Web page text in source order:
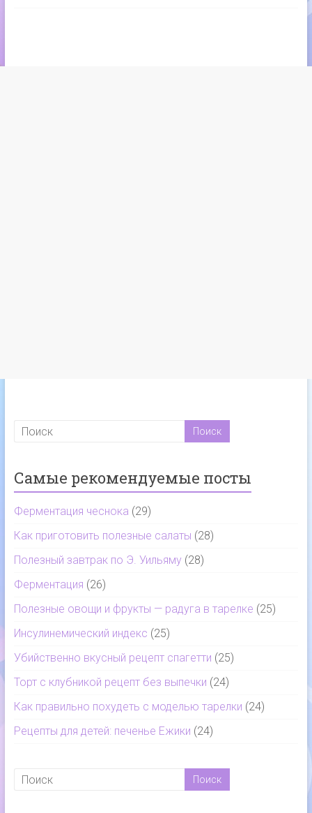
Самые рекомендуемые посты
Ферментация чеснока (29)
Как приготовить полезные салаты (28)
Полезный завтрак по Э. Уильяму (28)
Ферментация (26)
Полезные овощи и фрукты — радуга в тарелке (25)
Инсулинемический индекс (25)
Убийственно вкусный рецепт спагетти (25)
Торт с клубникой рецепт без выпечки (24)
Как правильно похудеть с моделью тарелки (24)
Рецепты для детей: печенье Ежики (24)